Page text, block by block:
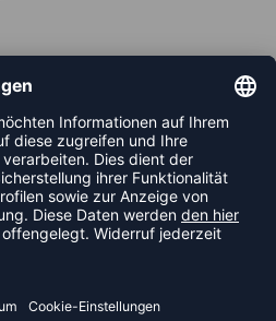
UND VERPASSE KEINE
MEHR.
ANMELDEN